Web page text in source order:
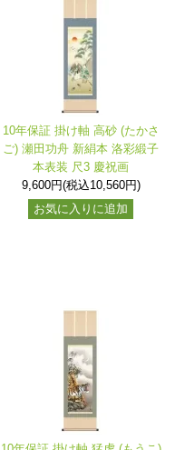
10年保証 掛け軸 高砂 (たかさ
ご) 瀬田功舟 新絹本 洛彩緞子
本表装 尺3 慶祝画
9,600円(税込10,560円)
お気に入りに追加